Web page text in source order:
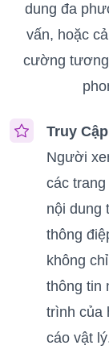
dung đa
vấn, hoặc
cường
Truy
Người
các
nội dung
thông
không
thông tin
trình của
cáo vật